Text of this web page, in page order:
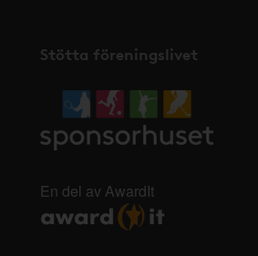
Stötta föreningslivet
En del av AwardIt